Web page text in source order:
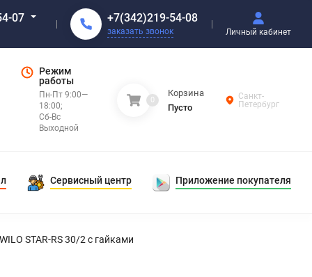
07 +7(342)219-54-08
заказать звонок Личный кабинет
Режим
работы
Пн-Пт 9:00—
18:00;
Сб-Вс
Выходной
0
Корзина
Пусто
Санкт-
Петербург
Сервисный центр Приложение покупателя
STAR-RS 30/2 с гайками